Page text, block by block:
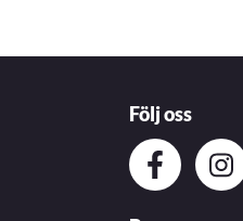
Följ oss